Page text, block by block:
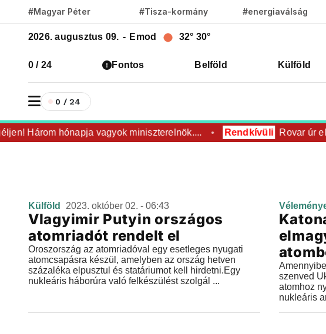
#Magyar Péter #Tisza-kormány #energiaválság
2026. augusztus 09. - Emod 32° 30°
0 / 24 Fontos Belföld Külföld
0 / 24
Három hónapja vagyok miniszterelnök.... Rendkívüli Rovar úr
Külföld 2023. október 02. - 06:43
Vlagyimir Putyin országos
atomriadót rendelt el
Oroszország az atomriadóval egy esetleges nyugati
atomcsapásra készül, amelyben az ország hetven
százaléka elpusztul és statáriumot kell hirdetni.Egy
nukleáris háborúra való felkészülést szolgál ...
szenved
atomhoz
nukleáris